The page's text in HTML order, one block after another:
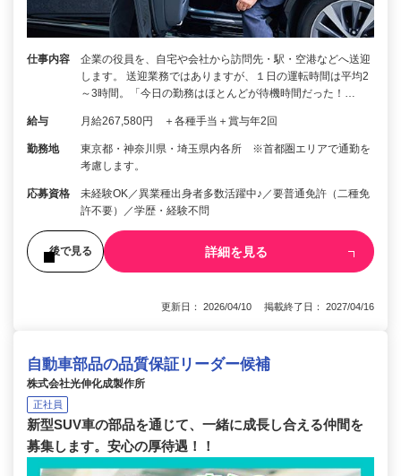
仕事内容
企業の役員を、自宅や会社から訪問先・駅・空港などへ送迎
します。 送迎業務ではありますが、１日の運転時間は平均2
～3時間。「今日の勤務はほとんどが待機時間だった！…
給与 月給267,580円 ＋各種手当＋賞与年2回
勤務地
東京都・神奈川県・埼玉県内各所 ※首都圏エリアで通勤を
考慮します。
応募資格
未経験OK／異業種出身者多数活躍中♪／要普通免許（二種免
許不要）／学歴・経験不問
後で見る 詳細を見る
更新日： 2026/04/10 掲載終了日： 2027/04/16
自動車部品の品質保証リーダー候補
株式会社光伸化成製作所
正社員
新型SUV車の部品を通じて、一緒に成長し合える仲間を
募集します。安心の厚待遇！！